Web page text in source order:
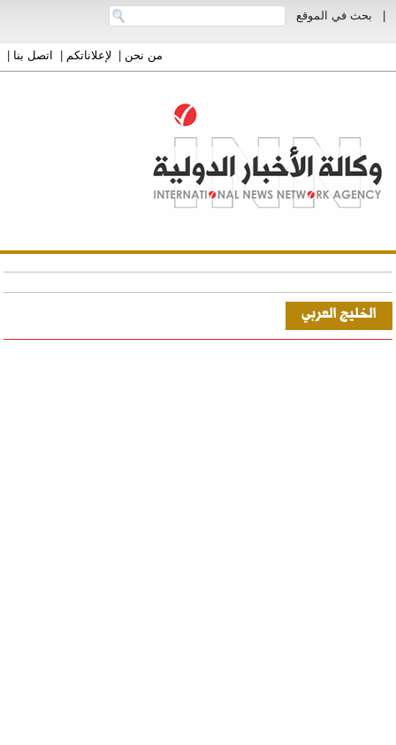
بحث في الموقع
من نحن| لإعلاناتكم| اتصل بنا|
الخليج العربي